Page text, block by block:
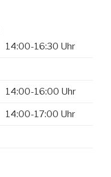
14:00-16:30 Uhr
14:00-16:00 Uhr
14:00-17:00 Uhr